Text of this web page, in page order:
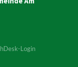
Login